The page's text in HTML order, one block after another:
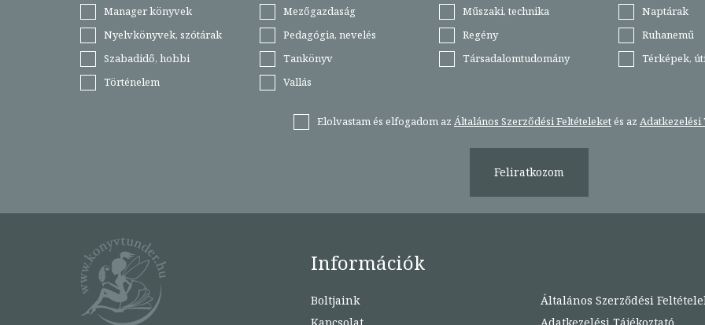
Manager könyvek
Mezőgazdaság Műszaki, technika Naptárak
Nyelvkönyvek, szótárak
Pedagógia, nevelés Regény Ruhanemű
Szabadidő, hobbi
Tankönyv Társadalomtudomány Térképek,
Történelem
Vallás
Elolvastam és elfogadom az Általános Szerződési Feltételeketés az
Feliratkozom
Információk
Boltjaink
Általános Szerződési